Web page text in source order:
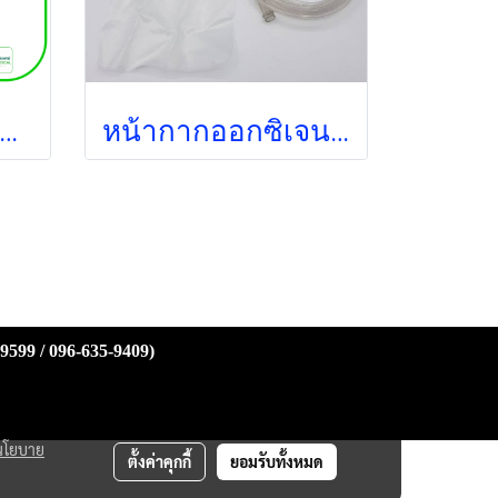
ACE MDI Spacer Kit - Portex (11-1020) กระบอกช่วยพ่นยา หน้ากากออกซิเจนพร้อมถุงลม Oxygen Mask with Bag สำหรับผู้ใหญ่ Galemed (AO0093)
/ 096-635-9409)
ยบาย
ตั้งค่าคุกกี้ ยอมรับทั้งหมด